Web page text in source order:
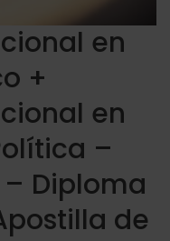
en
+
en
–
Diploma
de